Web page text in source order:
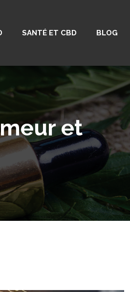
SANTÉ ET CBD BLOG
et